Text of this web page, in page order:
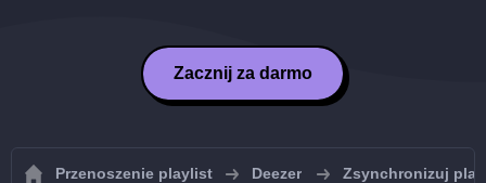
Zacznij za darmo
Przenoszenie playlist Deezer Zsynchronizuj